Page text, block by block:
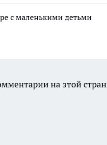
с маленькими детьми
на этой